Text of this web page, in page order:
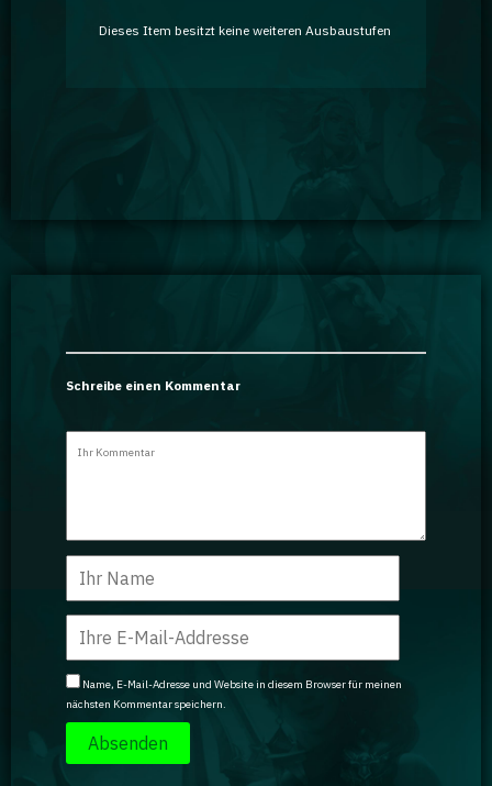
Dieses Item besitzt keine weiteren Ausbaustufen
Schreibe einen Kommentar
Name, E-Mail-Adresse und Website in diesem Browser für meinen
nächsten Kommentar speichern.